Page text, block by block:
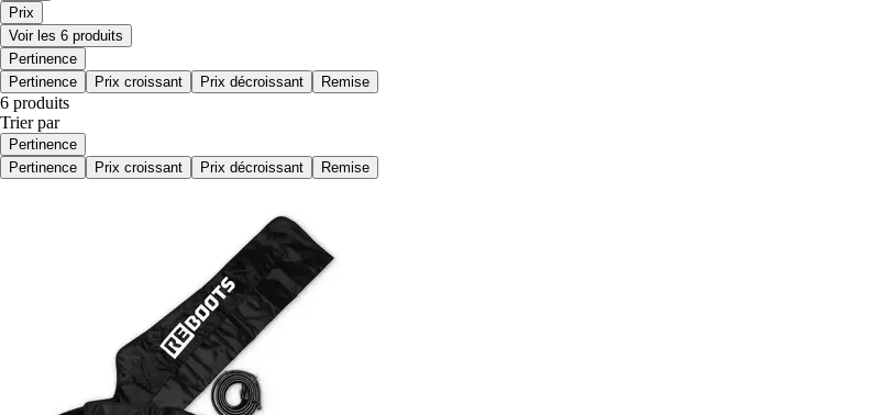
Prix
Voir les 6 produits
Pertinence
Pertinence
Prix croissant Prix décroissant Remise
6 produits
Trier par
Pertinence
Pertinence
Prix croissant Prix décroissant Remise